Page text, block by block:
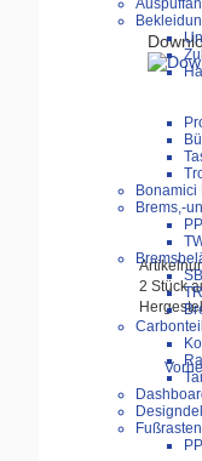
Bonamici
Brems,-
2 Stück